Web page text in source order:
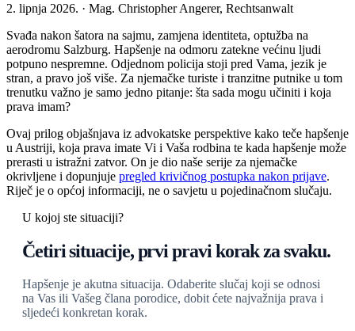
2. lipnja 2026. · Mag. Christopher Angerer, Rechtsanwalt
Svađa nakon šatora na sajmu, zamjena identiteta, optužba na
aerodromu Salzburg. Hapšenje na odmoru zatekne većinu ljudi
potpuno nespremne. Odjednom policija stoji pred Vama, jezik je
stran, a pravo još više. Za njemačke turiste i tranzitne putnike u tom
trenutku važno je samo jedno pitanje: šta sada mogu učiniti i koja
prava imam?
Ovaj prilog objašnjava iz advokatske perspektive kako teče hapšenje
u Austriji, koja prava imate Vi i Vaša rodbina te kada hapšenje može
prerasti u istražni zatvor. On je dio naše serije za njemačke
okrivljene i dopunjuje pregled krivičnog postupka nakon prijave.
Riječ je o općoj informaciji, ne o savjetu u pojedinačnom slučaju.
U kojoj ste situaciji?
Četiri situacije, prvi pravi korak za svaku.
Hapšenje je akutna situacija. Odaberite slučaj koji se odnosi
na Vas ili Vašeg člana porodice, dobit ćete najvažnija prava i
sljedeći konkretan korak.